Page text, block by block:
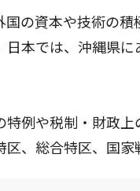
国の資本や技術の
日本では、沖縄県
特例や税制・財政
区、総合特区、国家